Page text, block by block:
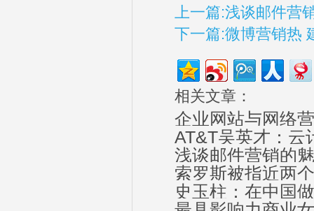
上一篇:浅谈邮件营
下一篇:微博营销热
相关文章：
企业网站与网络
AT&T吴英才：云
浅谈邮件营销的
索罗斯被指近两
史玉柱：在中国